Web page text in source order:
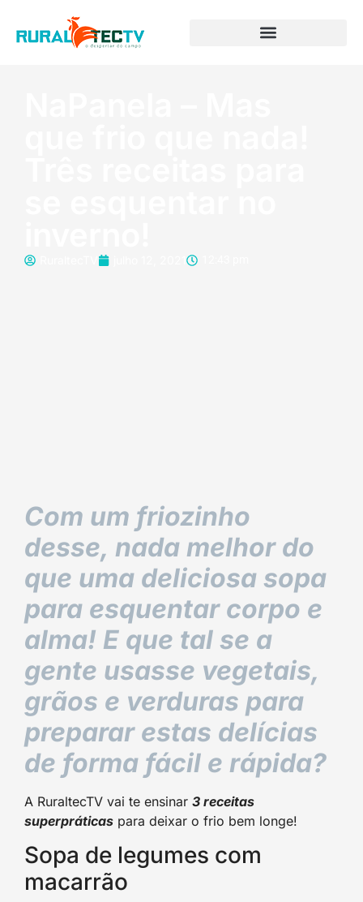
Com um friozinho
desse, nada melhor do
que uma deliciosa sopa
para esquentar corpo e
alma! E que tal se a
gente usasse vegetais,
grãos e verduras para
preparar estas delícias
de forma fácil e rápida?
A RuraltecTV vai te ensinar 3 receitas
superpráticas para deixar o frio bem longe!
Sopa de legumes com
macarrão